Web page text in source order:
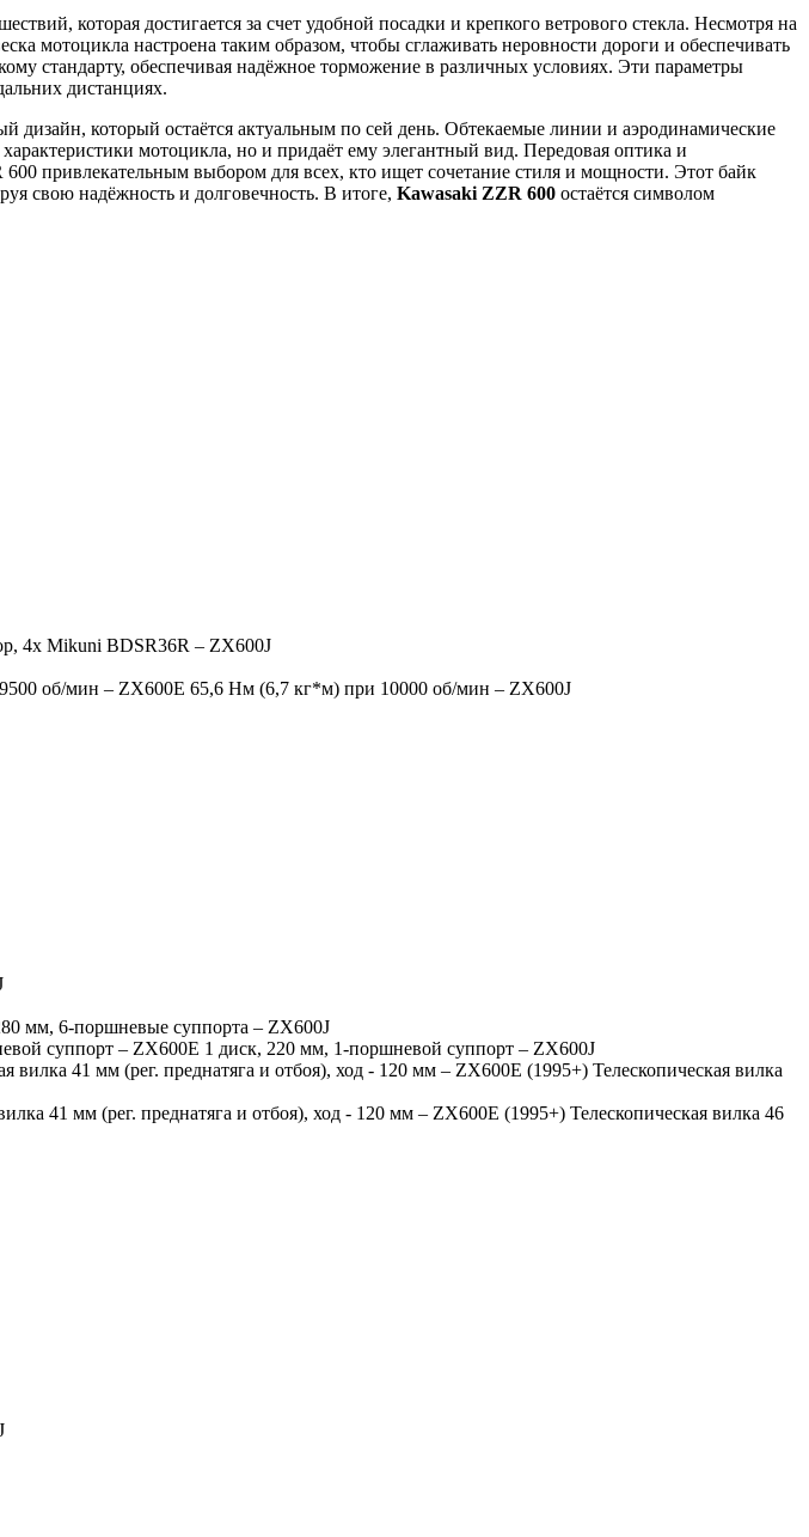
которая достигается за счет удобной посадки и крепкого ветрового стекла. Несмотря на
мотоцикла настроена таким образом, чтобы сглаживать неровности дороги и обеспечивать
стандарту, обеспечивая надёжное торможение в различных условиях. Эти параметры
дистанциях.
дизайн, который остаётся актуальным по сей день. Обтекаемые линии и аэродинамические
мотоцикла, но и придаёт ему элегантный вид. Передовая оптика и
привлекательным выбором для всех, кто ищет сочетание стиля и мощности. Этот байк
свою надёжность и долговечность. В итоге, Kawasaki ZZR 600 остаётся символом
4x Mikuni BDSR36R – ZX600J
об/мин – ZX600E 65,6 Нм (6,7 кг*м) при 10000 об/мин – ZX600J
мм, 6-поршневые суппорта – ZX600J
суппорт – ZX600E 1 диск, 220 мм, 1-поршневой суппорт – ZX600J
41 мм (рег. преднатяга и отбоя), ход - 120 мм – ZX600E (1995+) Телескопическая вилка
41 мм (рег. преднатяга и отбоя), ход - 120 мм – ZX600E (1995+) Телескопическая вилка 46